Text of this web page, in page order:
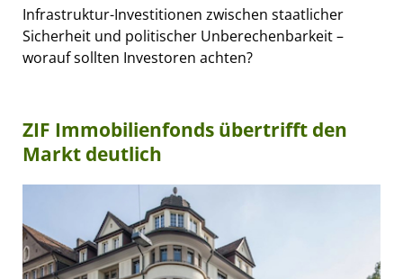
Infrastruktur-Investitionen zwischen staatlicher
Sicherheit und politischer Unberechenbarkeit –
worauf sollten Investoren achten?
ZIF Immobilienfonds übertrifft den
Markt deutlich